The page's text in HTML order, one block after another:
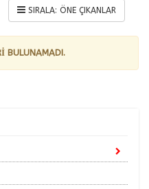
BULUNAMADI.